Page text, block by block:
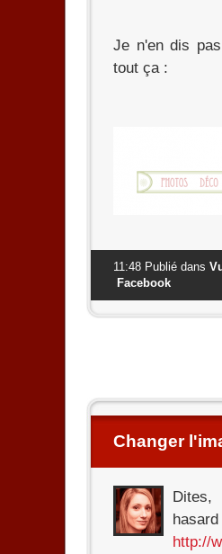
Je n'en dis
tout ça :
11:48 Publié dans
Facebook
Changer
Dites,
http://